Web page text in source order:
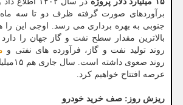
جنوبی به بهره برداری می رسد. اوجی این را
بالاترین مقدار سطح نفت و گاز جهان را
روند تولید نفت و گاز، فرآورده های نفتی و
روند
عرصه افتتاح خواهیم کرد.
ریزش روز: صف خرید خودرو